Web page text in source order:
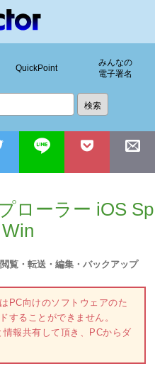
QuickPoint
みんなの
電子署名
ローラー iOS Sp
覧・転送・編集・バックアップ
PC向けのソフトウェアのた
することができません。
報共有して頂き、PCからダ